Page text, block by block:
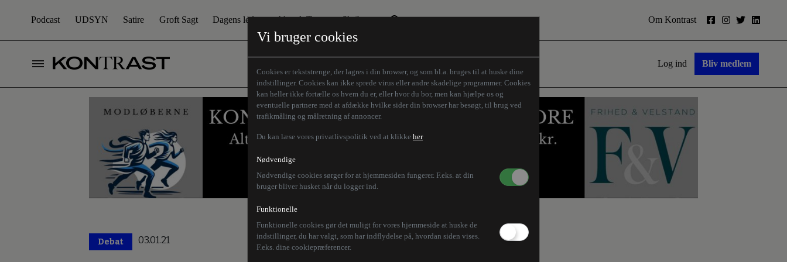
Vi bruger cookies
Cookies er tekststrenge, der lagres i din browser, og som bl.a. bruges til at huske dine
indstillinger. Cookies kan ikke sprede virus eller andre skadelige programmer. Cookies
kan heller ikke fortælle os hvem du er, eller hvor du bor, men kan hjælpe os og
eventuelle partnere med at afdække hvilke sider din browser har besøgt, til brug ved
trafikmåling og målretning af annoncer.
Du kan læse vores privatlivspolitik ved at klikke her
Nødvendige
Nødvendige cookies sørger for at hjemmesiden fungerer. F.eks. at din
bruger bliver husket når du logger ind.
Funktionelle
Funktionelle cookies gør det muligt for vores hjemmeside at huske de
indstillinger, du har valgt, som har indflydelse på, hvordan siden vises.
F.eks. dine cookiepræferencer.
Podcast UDSYN Satire Groft Sagt Dagens leder Aktuelt Tema
Den borgelige brille
Humaniora forfra
Store Danskere
Skribenter
Z-aksen
Om Kontrast
Log ind Bliv medlem
Debat 03.01.21